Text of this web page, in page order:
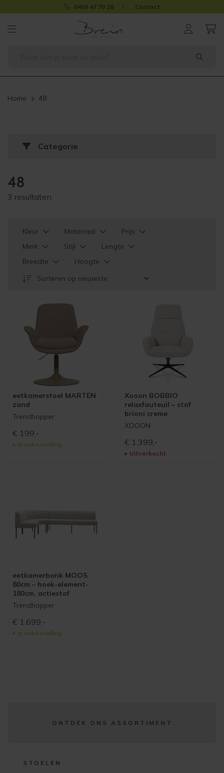
0499 47 70 28 Contact
Home 48
Categorie
48
3 resultaten
Kleur Materiaal
Prijs
Merk
Stijl
Lengte
Breedte
Hoogte
eetkamerstoel MARTEN
zand
Trendhopper
€ 199,-
In nabestelling
Xooon BOBBIO
relaxfauteuil – stof
brioni creme
XOOON
€ 1.399,-
Uitverkocht
eetkamerbank MOOS
80cm – hoek-element-
180cm, actiestof
Trendhopper
€ 1.699,-
In nabestelling
ONTDEK ONS ASSORTIMENT
STOELEN